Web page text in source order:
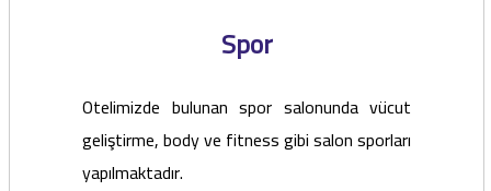
Spor
Otelimizde bulunan spor salonunda vücut
geliştirme, body ve fitness gibi salon sporları
yapılmaktadır.